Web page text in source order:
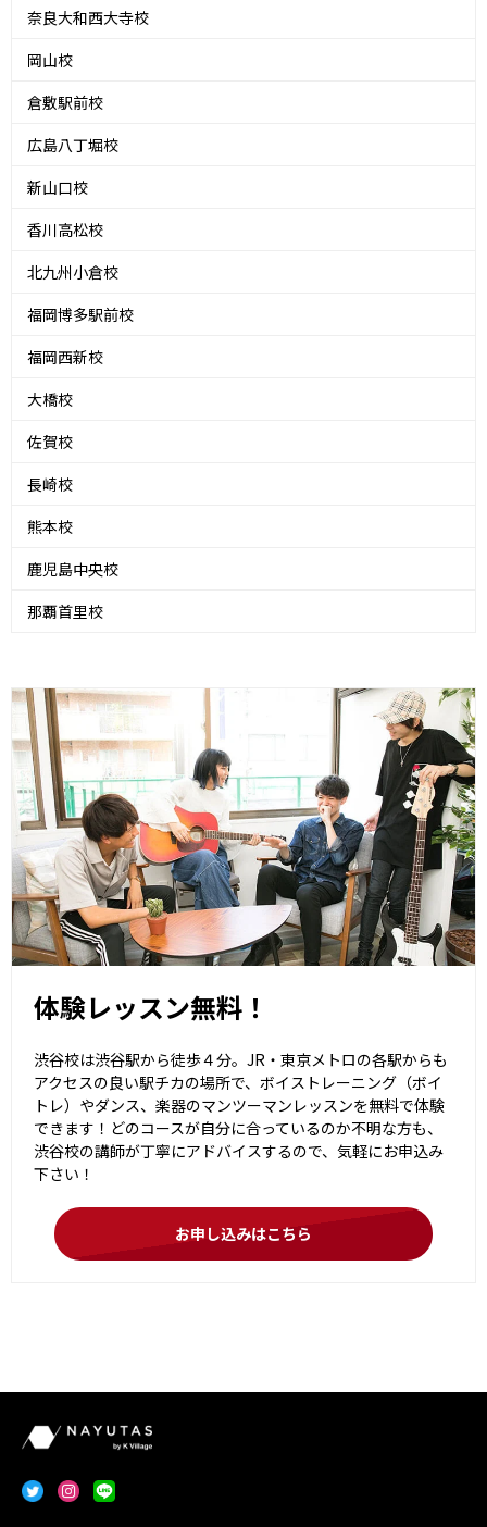
奈良大和西大寺校
岡山校
倉敷駅前校
広島八丁堀校
新山口校
香川高松校
北九州小倉校
福岡博多駅前校
福岡西新校
大橋校
佐賀校
長崎校
熊本校
鹿児島中央校
那覇首里校
体験レッスン無料！
渋谷校は渋谷駅から徒歩４分。JR・東京メトロの各駅からも
アクセスの良い駅チカの場所で、ボイストレーニング（ボイ
トレ）やダンス、楽器のマンツーマンレッスンを無料で体験
できます！どのコースが自分に合っているのか不明な方も、
渋谷校の講師が丁寧にアドバイスするので、気軽にお申込み
下さい！
お申し込みはこちら